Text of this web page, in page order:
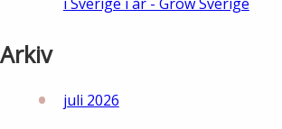
Arkiv
juli 2026